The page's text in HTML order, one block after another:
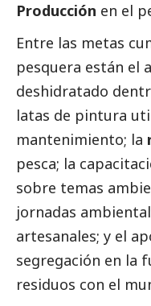
Producción en el
Entre las metas
pesquera están el
deshidratado
latas de pintura
mantenimiento; la
pesca; la
sobre temas
jornadas
artesanales; y el
segregación en la
residuos con el